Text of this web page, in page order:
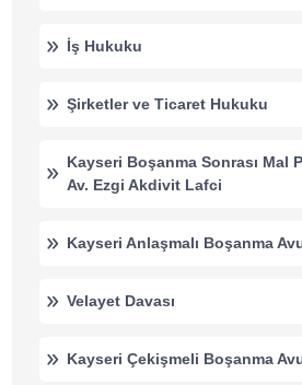
İş Hukuku
Şirketler ve Ticaret Hukuku
Kayseri Boşanma Sonrası Mal
Av. Ezgi Akdivit Lafci
Kayseri Anlaşmalı Boşanma
Velayet Davası
Kayseri Çekişmeli Boşanma